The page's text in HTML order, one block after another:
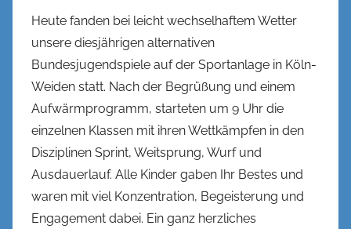
n
n
e
n
k
e
l
Heute fanden bei leicht wechselhaftem Wetter
unsere diesjährigen alternativen
Bundesjugendspiele auf der Sportanlage in Köln-
Weiden statt. Nach der Begrüßung und einem
Aufwärmprogramm, starteten um 9 Uhr die
einzelnen Klassen mit ihren Wettkämpfen in den
Disziplinen Sprint, Weitsprung, Wurf und
Ausdauerlauf. Alle Kinder gaben Ihr Bestes und
waren mit viel Konzentration, Begeisterung und
Engagement dabei. Ein ganz herzliches